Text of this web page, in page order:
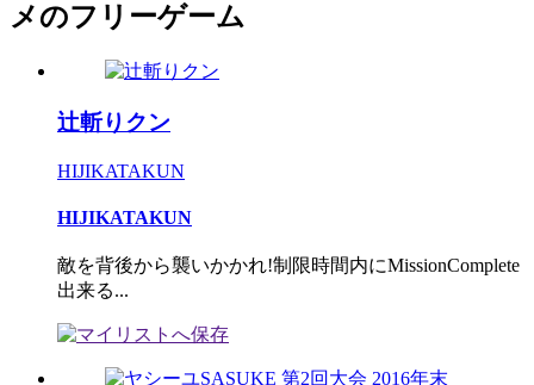
メのフリーゲーム
辻斬りクン
HIJIKATAKUN
HIJIKATAKUN
敵を背後から襲いかかれ!制限時間内にMissionComplete
出来る...